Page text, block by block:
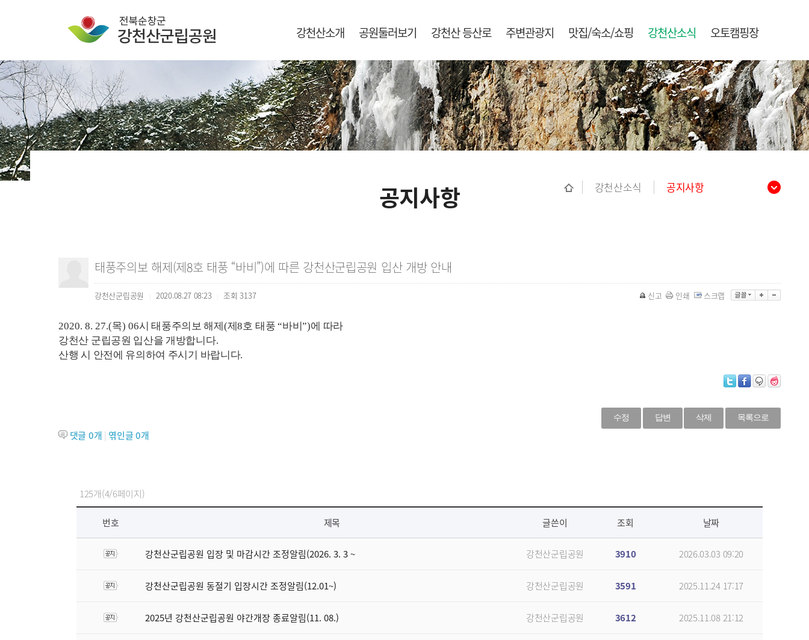
강천산소개 공원둘러보기 강천산 등산로 주변관광지 맛집/숙소/쇼핑 강천산소식 오토캠핑장
공지사항 강천산소식 공지사항
태풍주의보 해제(제8호 태풍 “바비”)에 따른 강천산군립공원 입산 개방 안내
강천산군립공원 2020.08.27 08:23 조회 3137 신고 인쇄 스크랩
2020. 8. 27.(목) 06시 태풍주의보 해제(제8호 태풍 “바비”)에 따라
강천산 군립공원 입산을 개방합니다.
산행 시 안전에 유의하여 주시기 바랍니다.
수정 답변 삭제 목록으로
댓글 0개 | 엮인글0개
125개(4/6페이지)
번호 제목 글쓴이 조회 날짜
강천산군립공원 입장 및 마감시간 조정알림(2026. 3. 3 ~ 강천산군립공원 3910 2026.03.03 09:20
강천산군립공원 동절기 입장시간 조정알림(12.01~) 강천산군립공원 3591 2025.11.24 17:17
2025년 강천산군립공원 야간개장 종료알림(11. 08.) 강천산군립공원 3612 2025.11.08 21:12